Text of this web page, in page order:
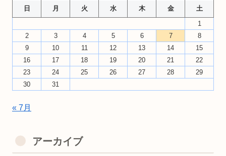
日 月 火 水 木 金
土
1
2
3 4 5 6 7
8
9
10 11 12 13 14
15
16
17 18 19 20 21
22
23
24 25 26 27 28
29
30
31
« 7月
アーカイブ